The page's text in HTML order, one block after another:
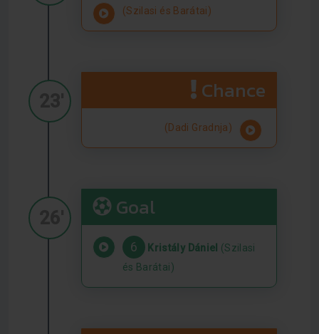
(Szilasi és Barátai)
Chance
(Dadi Gradnja)
Goal
6 Kristály Dániel (Szilasi
és Barátai)